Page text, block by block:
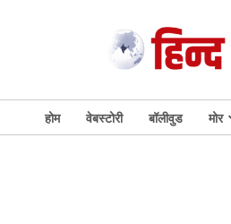
होम वेबस्टोरी बॉलीवुड मोर